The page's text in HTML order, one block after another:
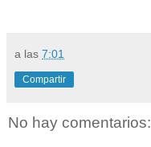
a las 7:01
Compartir
No hay comentarios: